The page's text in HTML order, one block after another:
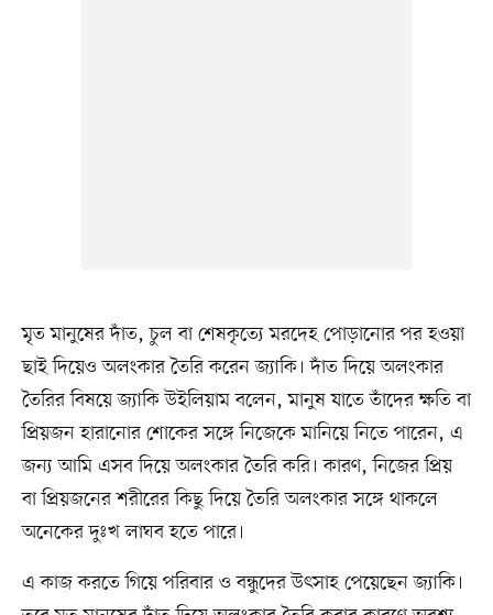
মৃত মানুষের দাঁত, চুল বা শেষকৃত্যে মরদেহ পোড়ানোর পর হওয়া
ছাই দিয়েও অলংকার তৈরি করেন জ্যাকি। দাঁত দিয়ে অলংকার
তৈরির বিষয়ে জ্যাকি উইলিয়াম বলেন, মানুষ যাতে তাঁদের ক্ষতি বা
প্রিয়জন হারানোর শোকের সঙ্গে নিজেকে মানিয়ে নিতে পারেন, এ
জন্য আমি এসব দিয়ে অলংকার তৈরি করি। কারণ, নিজের প্রিয়
বা প্রিয়জনের শরীরের কিছু দিয়ে তৈরি অলংকার সঙ্গে থাকলে
অনেকের দুঃখ লাঘব হতে পারে।
এ কাজ করতে গিয়ে পরিবার ও বন্ধুদের উৎসাহ পেয়েছেন জ্যাকি।